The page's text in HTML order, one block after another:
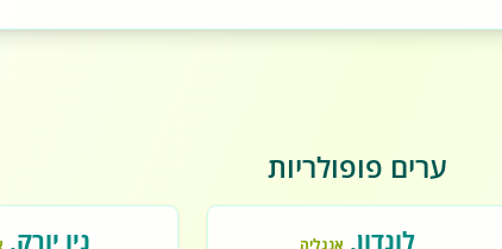
ערים פופולריות
לונדון, אנגליה
ניו יורק,